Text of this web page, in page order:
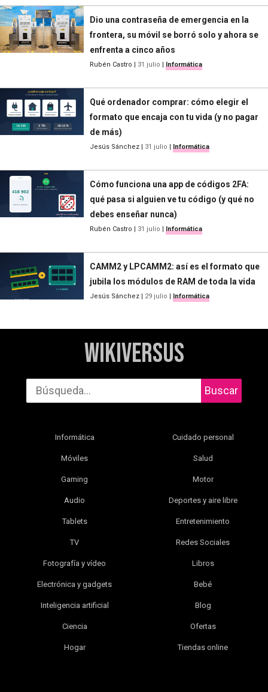
Dio una contraseña de emergencia en la
frontera, su móvil se borró solo y ahora se
enfrenta a cinco años
Rubén Castro | 31 julio | Informática
Qué ordenador comprar: cómo elegir el
formato que encaja con tu vida (y no pagar
de más)
Jesús Sánchez | 31 julio | Informática
Cómo funciona una app de códigos 2FA:
qué pasa si alguien ve tu código (y qué no
debes enseñar nunca)
Rubén Castro | 31 julio | Informática
CAMM2 y LPCAMM2: así es el formato que
jubila los módulos de RAM de toda la vida
Jesús Sánchez | 29 julio | Informática
WikiVersus
Buscar
Informática
Móviles
Gaming
Audio
Tablets
TV
Fotografía y vídeo
Electrónica y gadgets
Inteligencia artificial
Ciencia
Hogar
Cuidado personal
Salud
Motor
Deportes y aire libre
Entretenimiento
Redes Sociales
Libros
Bebé
Blog
Ofertas
Tiendas online